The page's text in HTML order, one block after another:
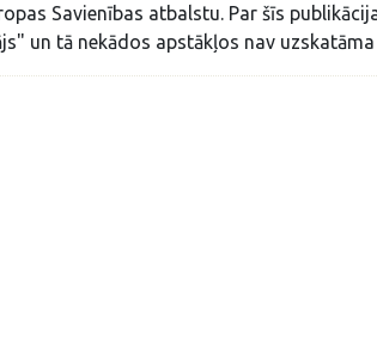
Savienības atbalstu. Par šīs
un tā nekādos apstākļos nav